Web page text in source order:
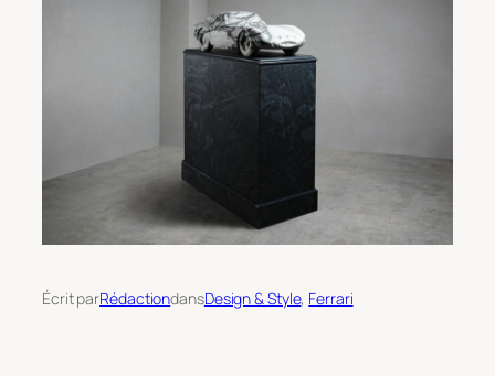
Écrit parRédactiondansDesign & Style, Ferrari